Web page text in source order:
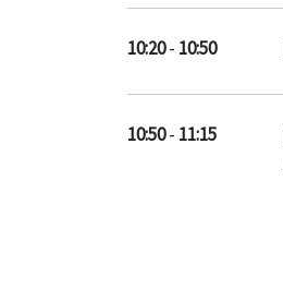
10:20- 10:50
10:50- 11:15